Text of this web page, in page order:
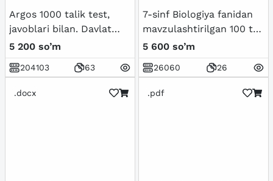
Argos 1000 talik test,
javoblari bilan. Davlat
xizmatchisi 2024
5 200 so’m
204103 63
7-sinf Biologiya fanidan
mavzulashtirilgan 100 ta
variantli test savollari va
javoblari bilan
5 600 so’m
26060 26
.docx .pdf